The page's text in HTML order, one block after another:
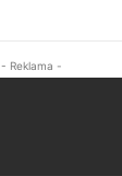
- Reklama -